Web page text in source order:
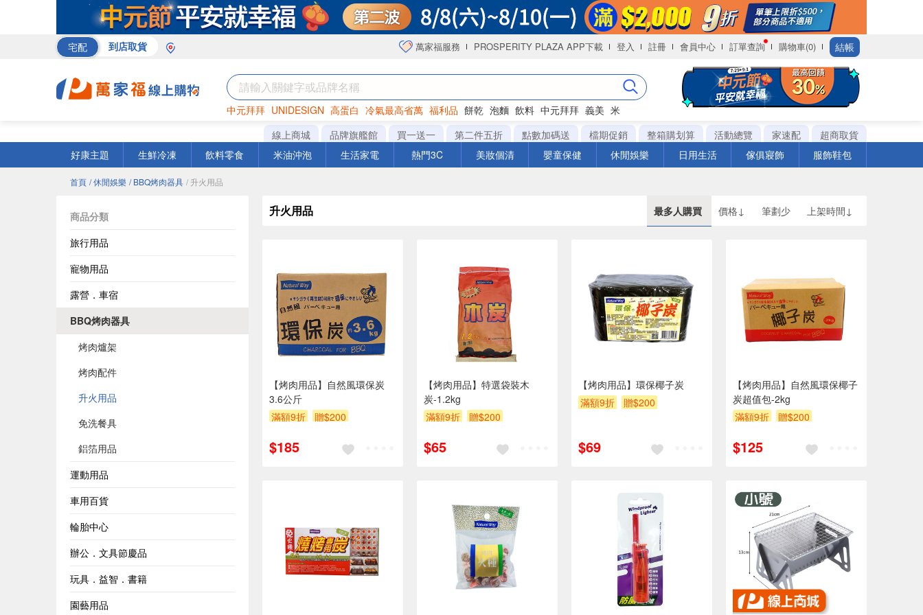
宅配 到店取貨 萬家福服務 PROSPERITY PLAZA APP下載 登入 註冊 會員中心 訂單查詢 購物車(0) 結帳
中元拜拜 UNIDESIGN 高蛋白 冷氣最高省萬 福利品 餅乾 泡麵 飲料 中元拜拜 義美 米
罐頭 海苔 洋芋片
線上商城 品牌旗艦館 買一送一 第二件五折 點數加碼送 檔期促銷 整箱購划算 活動總覽 家速配
超商取貨
好康主題
生鮮冷凍 飲料零食 米油沖泡 生活家電 熱門3C 美妝個清 嬰童保健 休閒娛樂 日用生活 傢俱寢飾 服飾鞋包
首頁 / 休閒娛樂 / BBQ烤肉器具 / 升火用品
商品分類
旅行用品
寵物用品
露營．車宿
BBQ烤肉器具
烤肉爐架
烤肉配件
升火用品
免洗餐具
鋁箔用品
運動用品
車用百貨
輪胎中心
辦公．文具節慶品
玩具．益智．書籍
園藝用品
升火用品 最多人購買 價格↓ 筆劃少 上架時間↓
【烤肉用品】自然風環保炭
3.6公斤
滿額9折
贈$200
$185
【烤肉用品】特選袋裝木
炭-1.2kg
滿額9折
贈$200
$65
【烤肉用品】環保椰子炭
滿額9折
贈$200
$69
【烤肉用品】自然風環保椰子
炭超值包-2kg
滿額9折
贈$200
$125